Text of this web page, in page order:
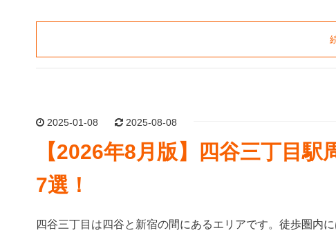
2025-01-08 2025-08-08
【2026年8月版】四谷三丁目
7選！
四谷三丁目は四谷と新宿の間にあるエリアです。徒歩圏内